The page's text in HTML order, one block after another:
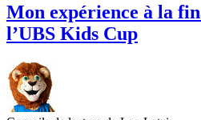
Mon expérience à la
l’UBS Kids Cup